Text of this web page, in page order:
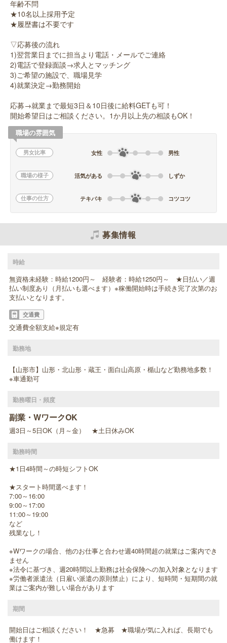
年齢不問
★10名以上採用予定
★履歴書は不要です
▽応募後の流れ
1)翌営業日までに担当より電話・メールでご連絡
2)電話で登録面談→求人とマッチング
3)ご希望の施設で、職場見学
4)就業決定→勤務開始
応募→就業まで最短3日＆10日後に給料GETも可！
開始希望日はご相談ください。1か月以上先の相談もOK！
職場の雰囲気
男女比率 女性 男性
職場の様子 活気がある しずか
仕事の仕方 テキパキ コツコツ
募集情報
時給
無資格未経験：時給1200円～ 経験者：時給1250円～ ★日払い／週
払い制度あり（月払いも選べます）※稼働開始時は手続き完了次第のお
支払いとなります。
交通費
交通費全額支給※規定有
勤務地
【山形市】山形・北山形・蔵王・面白山高原・楯山など勤務地多数！
※車通勤可
勤務曜日・頻度
副業・WワークOK
週3日～5日OK（月～金） ★土日休みOK
勤務時間
★1日4時間～の時短シフトOK
★スタート時間選べます！
7:00～16:00
9:00～17:00
11:00～19:00
など
残業なし！
※Wワークの場合、他のお仕事と合わせ週40時間超の就業はご案内でき
ません
※法令に基づき、週20時間以上勤務は社会保険への加入対象となります
※労働者派遣法（日雇い派遣の原則禁止）により、短時間・短期間の就
業はご案内が難しい場合があります
期間
開始日はご相談ください！ ★急募 ★職場が気に入れば、長期でも
働けます！